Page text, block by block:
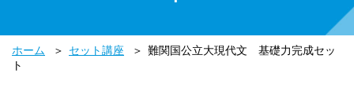
ホーム セット講座
難関国公立大現代文 基礎力完成セッ
ト